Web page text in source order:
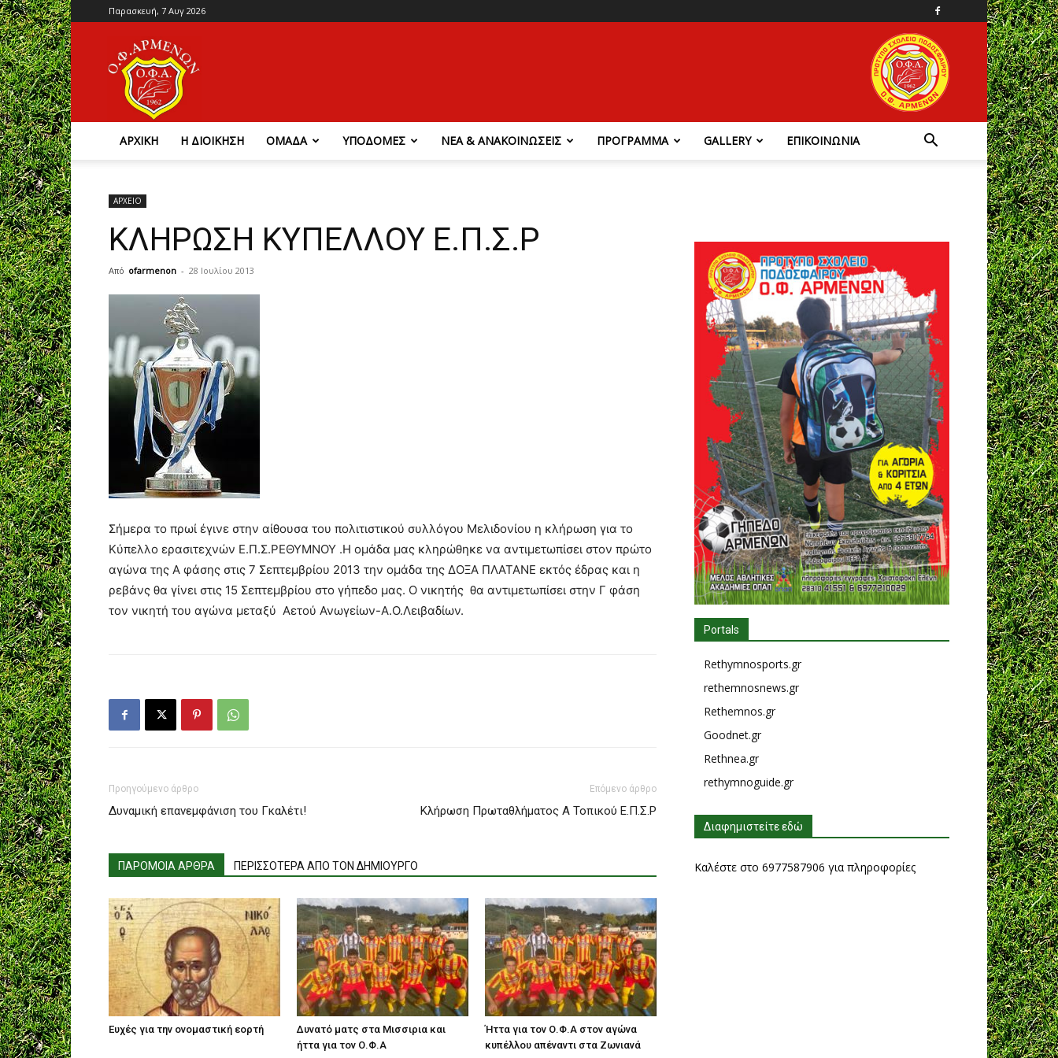
Παρασκευή, 7 Αυγ 2026
ΑΡΧΙΚΗ Η ΔΙΟΙΚΗΣΗ ΟΜΑΔΑ ΥΠΟΔΟΜΕΣ ΝΕΑ & ΑΝΑΚΟΙΝΩΣΕΙΣ ΠΡΟΓΡΑΜΜΑ GALLERY ΕΠΙΚΟΙΝΩΝΙΑ
ΑΡΧΕΙΟ
ΚΛΗΡΩΣΗ ΚΥΠΕΛΛΟΥ Ε.Π.Σ.Ρ
Από ofarmenon - 28 Ιουλίου 2013
Σήμερα το πρωί έγινε στην αίθουσα του πολιτιστικού συλλόγου Μελιδονίου η κλήρωση για το
Κύπελλο ερασιτεχνών Ε.Π.Σ.ΡΕΘΥΜΝΟΥ .Η ομάδα μας κληρώθηκε να αντιμετωπίσει στον πρώτο
αγώνα της Α φάσης στις 7 Σεπτεμβρίου 2013 την ομάδα της ΔΟΞΑ ΠΛΑΤΑΝΕ εκτός έδρας και η
ρεβάνς θα γίνει στις 15 Σεπτεμβρίου στο γήπεδο μας. Ο νικητής θα αντιμετωπίσει στην Γ φάση
τον νικητή του αγώνα μεταξύ Αετού Ανωγείων-Α.Ο.Λειβαδίων.
Προηγούμενο άρθρο
Δυναμική επανεμφάνιση του Γκαλέτι!
Επόμενο άρθρο
Κλήρωση Πρωταθλήματος Α Τοπικού Ε.Π.Σ.Ρ
ΠΑΡΟΜΟΙΑ ΑΡΘΡΑ ΠΕΡΙΣΣΟΤΕΡΑ ΑΠΟ ΤΟΝ ΔΗΜΙΟΥΡΓΟ
Ευχές για την ονομαστική εορτή
Δυνατό ματς στα Μισσιρια και
ήττα για τον Ο.Φ.Α
Ήττα για τον Ο.Φ.Α στον αγώνα
κυπέλλου απέναντι στα Ζωνιανά
Portals
Rethymnosports.gr
rethemnosnews.gr
Rethemnos.gr
Goodnet.gr
Rethnea.gr
rethymnoguide.gr
Διαφημιστείτε εδώ
Καλέστε στο 6977587906 για πληροφορίες